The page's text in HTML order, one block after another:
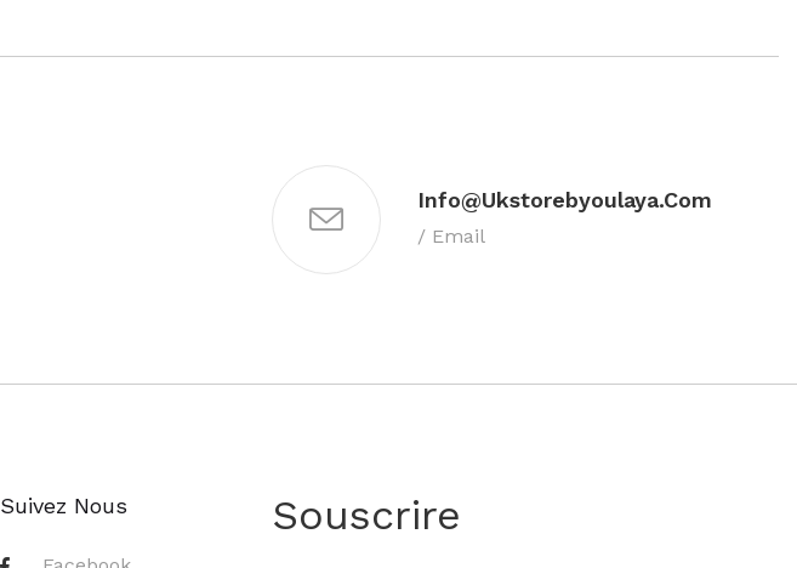
Info@ukstorebyoulaya.com
/ Email
Suivez Nous Souscrire